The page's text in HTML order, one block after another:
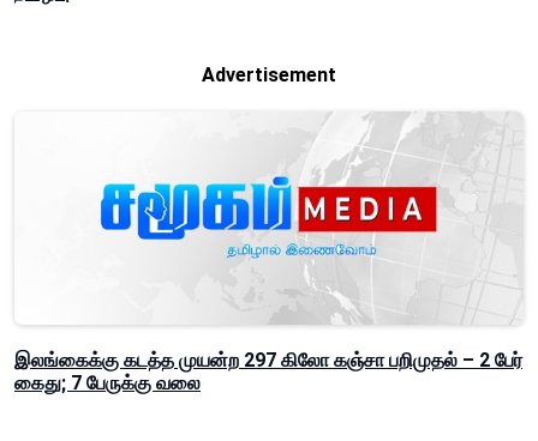
Advertisement
இலங்கைக்கு கடத்த முயன்ற 297 கிலோ கஞ்சா பறிமுதல் – 2 பேர்
கைது; 7 பேருக்கு வலை